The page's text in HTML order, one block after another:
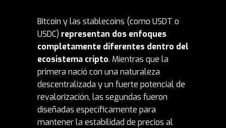
Bitcoin y las stablecoins (como USDT o
USDC) representan dos enfoques
completamente diferentes dentro del
ecosistema cripto. Mientras que la
primera nació con una naturaleza
descentralizada y un fuerte potencial de
revalorización, las segundas fueron
diseñadas específicamente para
mantener la estabilidad de precios al